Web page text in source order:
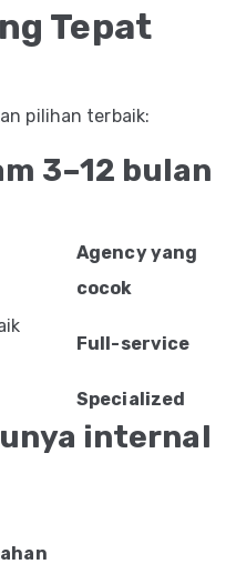
Tepat
pilihan terbaik:
3–12 bulan
Agency yang
cocok
Full-service
Specialized
internal